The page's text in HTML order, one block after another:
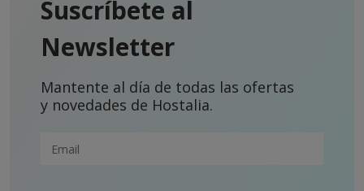
Suscríbete al
Newsletter
Mantente al día de todas las ofertas
y novedades de Hostalia.